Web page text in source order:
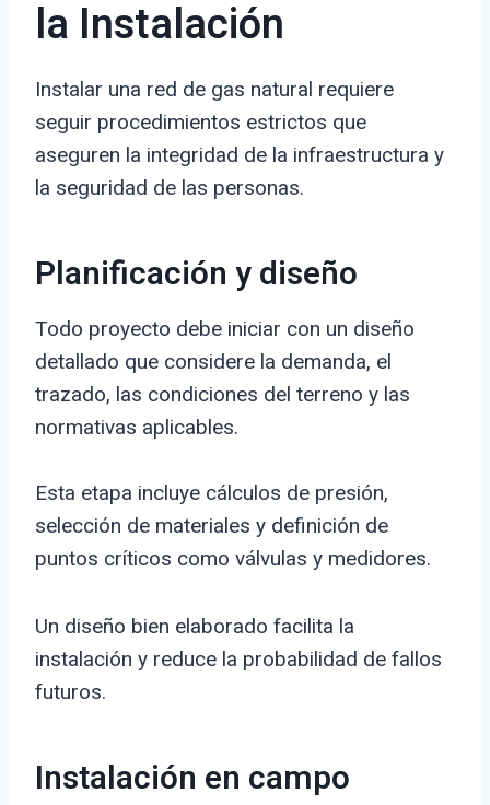
la Instalación
Instalar una red de gas natural requiere
seguir procedimientos estrictos que
aseguren la integridad de la infraestructura y
la seguridad de las personas.
Planificación y diseño
Todo proyecto debe iniciar con un diseño
detallado que considere la demanda, el
trazado, las condiciones del terreno y las
normativas aplicables.
Esta etapa incluye cálculos de presión,
selección de materiales y definición de
puntos críticos como válvulas y medidores.
Un diseño bien elaborado facilita la
instalación y reduce la probabilidad de fallos
futuros.
Instalación en campo